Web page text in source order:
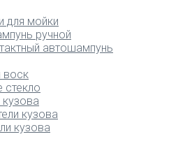
для мойки
ручной
автошампунь
воск
кузова
кузова